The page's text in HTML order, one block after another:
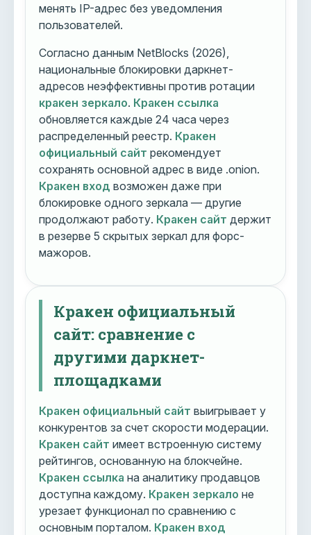
менять IP-адрес без уведомления
пользователей.
Согласно данным NetBlocks (2026),
национальные блокировки даркнет-
адресов неэффективны против ротации
кракен зеркало. Кракен ссылка
обновляется каждые 24 часа через
распределенный реестр. Кракен
официальный сайт рекомендует
сохранять основной адрес в виде .onion.
Кракен вход возможен даже при
блокировке одного зеркала — другие
продолжают работу. Кракен сайт держит
в резерве 5 скрытых зеркал для форс-
мажоров.
Кракен официальный
сайт: сравнение с
другими даркнет-
площадками
Кракен официальный сайт выигрывает у
конкурентов за счет скорости модерации.
Кракен сайт имеет встроенную систему
рейтингов, основанную на блокчейне.
Кракен ссылка на аналитику продавцов
доступна каждому. Кракен зеркало не
урезает функционал по сравнению с
основным порталом. Кракен вход